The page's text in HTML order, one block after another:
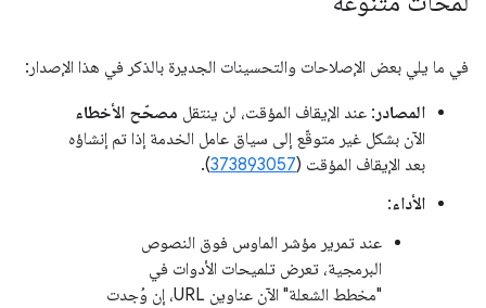
في ما يلي بعض الإصلاحات والتحسينات الجديرة بالذكر في هذا الإصدار:
المصادر : عند الإيقاف المؤقت، لن ينتقل مصحّح الأخطاء
الآن بشكل غير متوقّع إلى سياق عامل الخدمة إذا تم إنشاؤه
بعد الإيقاف المؤقت (373893057
).
الأداء:
عند تمرير مؤشر الماوس فوق النصوص
البرمجية، تعرض تلميحات الأدوات في
"مخطط الشعلة" الآن عناوين URL، إن وُجدت